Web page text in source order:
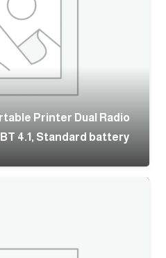
Printer Dual Radio
4.1, Standard battery